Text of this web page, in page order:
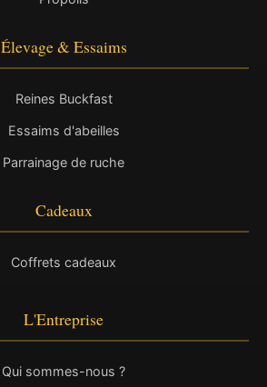
Élevage & Essaims
Reines Buckfast
Essaims d'abeilles
Parrainage de ruche
Cadeaux
Coffrets cadeaux
L'Entreprise
Qui sommes-nous ?